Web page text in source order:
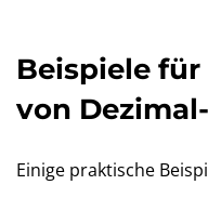
Beispiele
von
Einige praktische